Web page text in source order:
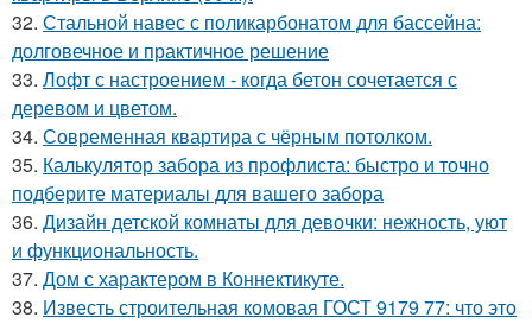
32. Стальной навес с поликарбонатом для бассейна:
долговечное и практичное решение
33. Лофт с настроением - когда бетон сочетается с
деревом и цветом.
34. Современная квартира с чёрным потолком.
35. Калькулятор забора из профлиста: быстро и точно
подберите материалы для вашего забора
36. Дизайн детской комнаты для девочки: нежность, уют
и функциональность.
37. Дом с характером в Коннектикуте.
38. Известь строительная комовая ГОСТ 9179 77: что это